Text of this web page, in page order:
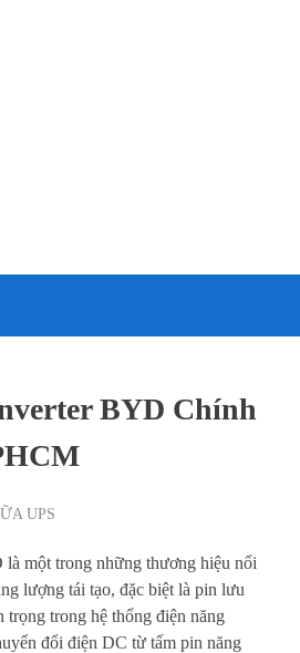
BYD Chính
UPS
một trong những thương hiệu nổi
lượng tái tạo, đặc biệt là pin lưu
trọng trong hệ thống điện năng
đổi điện DC từ tấm pin năng